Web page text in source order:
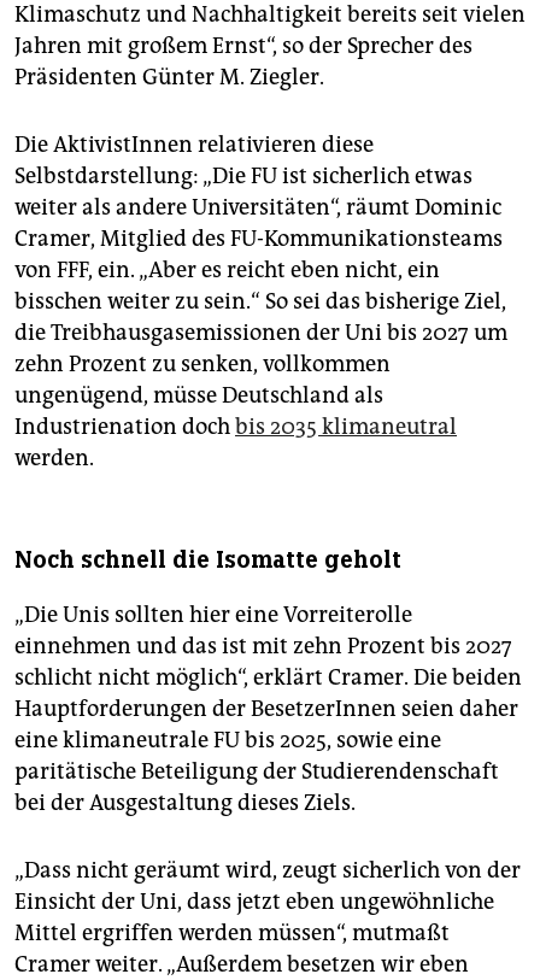
Klimaschutz und Nachhaltigkeit bereits seit vielen
Jahren mit großem Ernst“, so der Sprecher des
Präsidenten Günter M. Ziegler.
Die AktivistInnen relativieren diese
Selbstdarstellung: „Die FU ist sicherlich etwas
weiter als andere Universitäten“, räumt Dominic
Cramer, Mitglied des FU-Kommunikationsteams
von FFF, ein. „Aber es reicht eben nicht, ein
bisschen weiter zu sein.“ So sei das bisherige Ziel,
die Treibhausgasemissionen der Uni bis 2027 um
zehn Prozent zu senken, vollkommen
ungenügend, müsse Deutschland als
Industrienation dochbis 2035 klimaneutral
werden.
Noch schnell die Isomatte geholt
„Die Unis sollten hier eine Vorreiterolle
einnehmen und das ist mit zehn Prozent bis 2027
schlicht nicht möglich“, erklärt Cramer. Die beiden
Hauptforderungen der BesetzerInnen seien daher
eine klimaneutrale FU bis 2025, sowie eine
paritätische Beteiligung der Studierendenschaft
bei der Ausgestaltung dieses Ziels.
„Dass nicht geräumt wird, zeugt sicherlich von der
Einsicht der Uni, dass jetzt eben ungewöhnliche
Mittel ergriffen werden müssen“, mutmaßt
Cramer weiter. „Außerdem besetzen wir eben